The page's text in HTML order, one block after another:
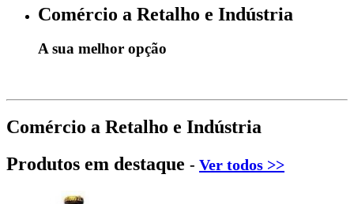
Comércio a Retalho e Indústria
A sua melhor opção
Comércio a Retalho e Indústria
Produtos em destaque - Ver todos >>